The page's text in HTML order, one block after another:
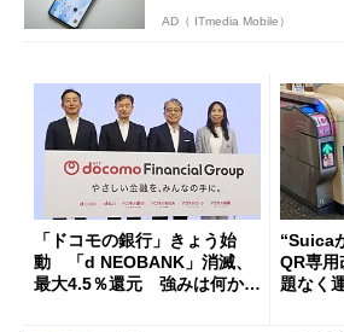
AD（ ITmedia Mobile）
「ドコモの銀行」きょう始
動 「d NEOBANK」消滅、
最大4.5％還元 強みは何か解
“Suica
QR専
題なく